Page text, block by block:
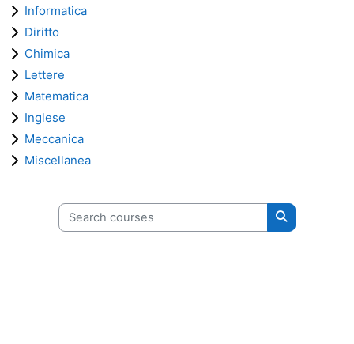
Informatica
Diritto
Chimica
Lettere
Matematica
Inglese
Meccanica
Miscellanea
Search courses
Search